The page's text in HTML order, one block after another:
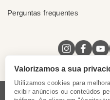
Perguntas frequentes
Valorizamos a sua
Utilizamos cookies para
exibir anúncios ou conteúdos